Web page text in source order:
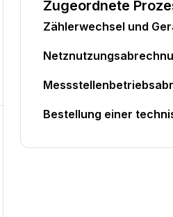
Zugeordnete
Zählerwechsel und
Bestellung einer